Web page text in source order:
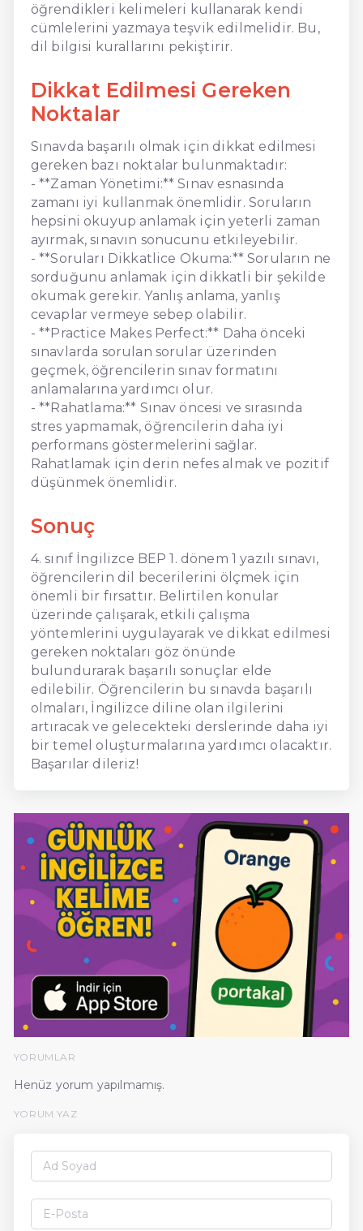
öğrendikleri kelimeleri kullanarak kendi
cümlelerini yazmaya teşvik edilmelidir. Bu,
dil bilgisi kurallarını pekiştirir.
Dikkat Edilmesi Gereken
Noktalar
Sınavda başarılı olmak için dikkat edilmesi
gereken bazı noktalar bulunmaktadır:
- **Zaman Yönetimi:** Sınav esnasında
zamanı iyi kullanmak önemlidir. Soruların
hepsini okuyup anlamak için yeterli zaman
ayırmak, sınavın sonucunu etkileyebilir.
- **Soruları Dikkatlice Okuma:** Soruların ne
sorduğunu anlamak için dikkatli bir şekilde
okumak gerekir. Yanlış anlama, yanlış
cevaplar vermeye sebep olabilir.
- **Practice Makes Perfect:** Daha önceki
sınavlarda sorulan sorular üzerinden
geçmek, öğrencilerin sınav formatını
anlamalarına yardımcı olur.
- **Rahatlama:** Sınav öncesi ve sırasında
stres yapmamak, öğrencilerin daha iyi
performans göstermelerini sağlar.
Rahatlamak için derin nefes almak ve pozitif
düşünmek önemlidir.
Sonuç
4. sınıf İngilizce BEP 1. dönem 1 yazılı sınavı,
öğrencilerin dil becerilerini ölçmek için
önemli bir fırsattır. Belirtilen konular
üzerinde çalışarak, etkili çalışma
yöntemlerini uygulayarak ve dikkat edilmesi
gereken noktaları göz önünde
bulundurarak başarılı sonuçlar elde
edilebilir. Öğrencilerin bu sınavda başarılı
olmaları, İngilizce diline olan ilgilerini
artıracak ve gelecekteki derslerinde daha iyi
bir temel oluşturmalarına yardımcı olacaktır.
Başarılar dileriz!
YORUMLAR
Henüz yorum yapılmamış.
YORUM YAZ